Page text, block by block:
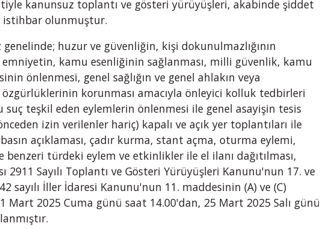
kanunsuz toplantı ve gösteri yürüyüşleri, akabinde şiddet
istihbar olunmuştur.
huzur ve güvenliğin, kişi dokunulmazlığının
kamu esenliğinin sağlanması, milli güvenlik, kamu
önlenmesi, genel sağlığın ve genel ahlakın veya
özgürlüklerinin korunması amacıyla önleyici kolluk tedbirleri
suç teşkil eden eylemlerin önlenmesi ile genel asayişin tesis
izin verilenler hariç) kapalı ve açık yer toplantıları ile
açıklaması, çadır kurma, stant açma, oturma eylemi,
benzeri türdeki eylem ve etkinlikler ile el ilanı dağıtılması,
2911 Sayılı Toplantı ve Gösteri Yürüyüşleri Kanunu'nun 17. ve
sayılı İller İdaresi Kanunu'nun 11. maddesinin (A) ve (C)
Mart 2025 Cuma günü saat 14.00'dan, 25 Mart 2025 Salı günü